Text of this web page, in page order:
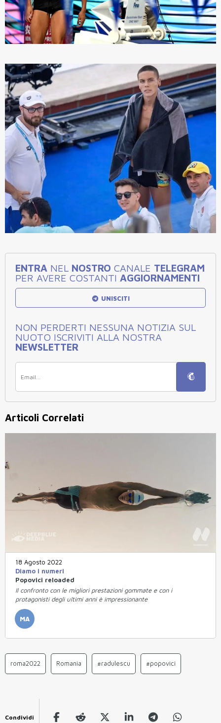
ENTRA NEL NOSTRO CANALE TELEGRAM
PER AVERE COSTANTI AGGIORNAMENTI
UNISCITI
NON PERDERTI NESSUNA NOTIZIA SUL
NUOTO ISCRIVITI ALLA NOSTRA
NEWSLETTER
Articoli Correlati
18 Agosto 2022
Diamo i numeri
Popovici reloaded
Il confronto con le migliori prestazioni gommate e con i
protagonisti degli ultimi anni è impressionante
MA
roma2022 Romania #radulescu #popovici
Condividi